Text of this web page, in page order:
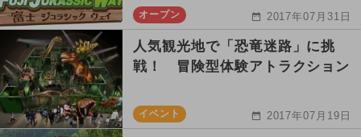
オープン 2017年07月31日
人気観光地で「恐竜迷路」に挑
戦！ 冒険型体験アトラクション
イベント 2017年07月19日